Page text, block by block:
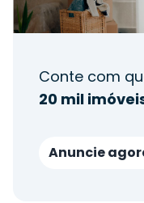
Conte com
20 mil
Anuncie